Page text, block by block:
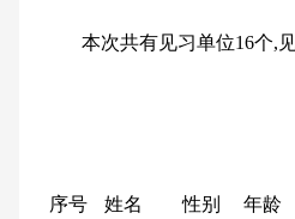
本次共有见习单位16个,
序号 姓名 性别 年龄